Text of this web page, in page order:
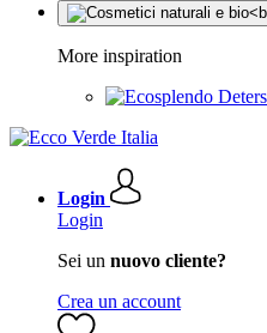
More inspiration
Login
Login
Sei un nuovo cliente?
Crea un account